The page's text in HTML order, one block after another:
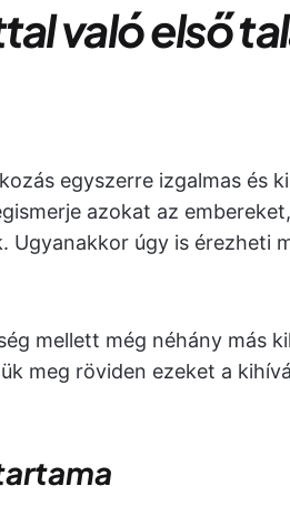
való első
egyszerre izgalmas és
azokat az
Ugyanakkor úgy is érezheti
mellett még néhány más
meg röviden ezeket a